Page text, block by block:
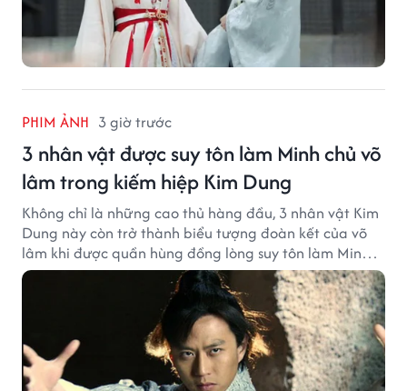
PHIM ẢNH 3 giờ trước
3 nhân vật được suy tôn làm Minh chủ võ
lâm trong kiếm hiệp Kim Dung
Không chỉ là những cao thủ hàng đầu, 3 nhân vật Kim
Dung này còn trở thành biểu tượng đoàn kết của võ
lâm khi được quần hùng đồng lòng suy tôn làm Minh
chủ.